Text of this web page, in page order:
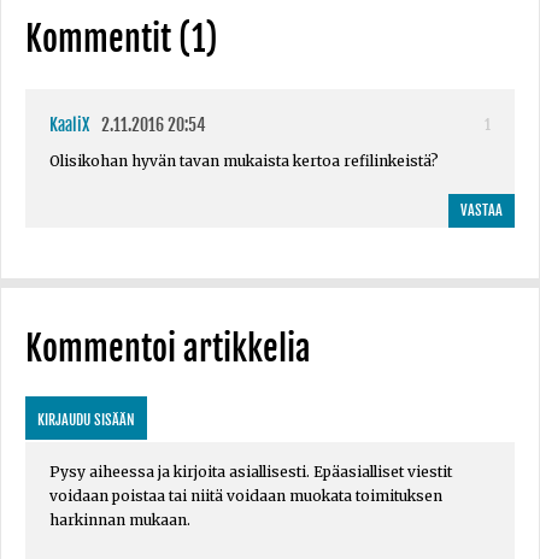
Kommentit (1)
KaaliX 2.11.2016 20:54
1
Olisikohan hyvän tavan mukaista kertoa refilinkeistä?
VASTAA
Kommentoi artikkelia
KIRJAUDU SISÄÄN
Pysy aiheessa ja kirjoita asiallisesti. Epäasialliset viestit
voidaan poistaa tai niitä voidaan muokata toimituksen
harkinnan mukaan.